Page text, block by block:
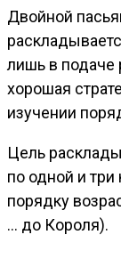
Двойной
лишь в подаче
хорошая
изучении
Цель
по одной и три
порядку
… до Короля).